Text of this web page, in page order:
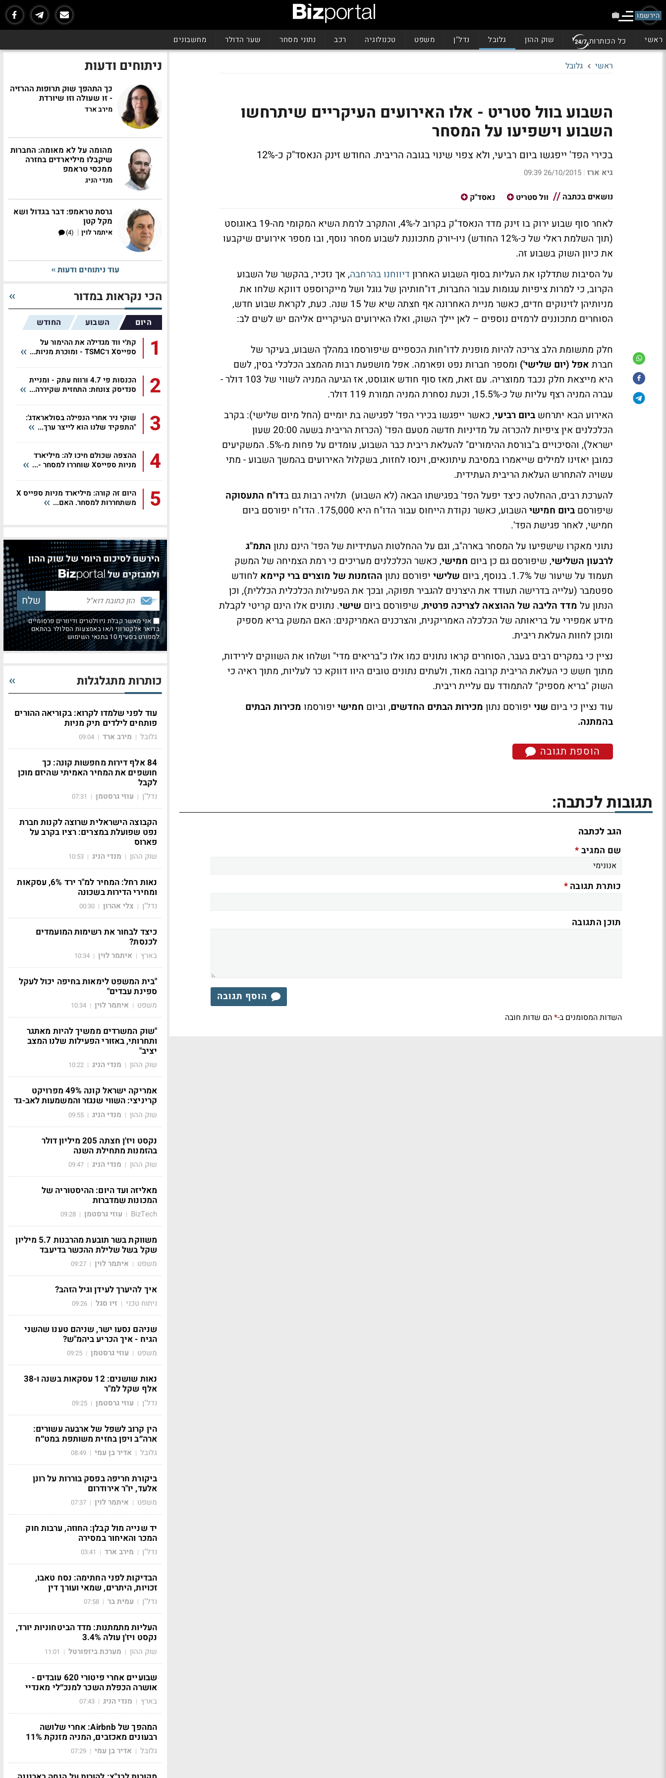
הירשמו
ראשי כל הכותרות שוק ההון גלובל נדל"ן משפט טכנולוגיה רכב נתוני מסחר שער הדולר מחשבונים
ראשי גלובל
השבוע בוול סטריט - אלו האירועים העיקריים שיתרחשו
השבוע וישפיעו על המסחר
בכירי הפד' ייפגשו ביום רביעי, ולא צפוי שינוי בגובה הריבית. החודש זינק הנאסד"ק כ-12%
גיא ארז |
26/10/2015 09:39
נושאים בכתבה וול סטריט נאסד"ק
לאחר סוף שבוע ירוק בו זינק מדד הנאסד"ק בקרוב ל-4%, והתקרב לרמת השיא המקומי מה-19 באוגוסט
(תוך השלמת ראלי של כ-12% החודש) ניו-יורק מתכוננת לשבוע מסחר נוסף, ובו מספר אירועים שיקבעו
את כיוון השוק בשבוע זה.
על הסיבות שתדלקו את העליות בסוף השבוע האחרוןדיווחנו בהרחבה, אך נזכיר, בהקשר של השבוע
הקרוב, כי למרות ציפיות עגומות עבור החברות, דו"חותיהן של גוגל ושל מייקרוספט דווקא שלחו את
מניותיהן לזינוקים חדים, כאשר מניית האחרונה אף חצתה שיא של 15 שנה. כעת, לקראת שבוע חדש,
הסוחרים מתכוננים לרמזים נוספים – לאן יילך השוק, ואלו האירועים העיקריים אליהם יש לשים לב:
חלק מתשומת הלב צריכה להיות מופנית לדו"חות הכספיים שיפורסמו במהלך השבוע, בעיקר של
חברת אפל (יום שלישי') ומספר חברות נפט ופארמה. אפל מושפעת רבות מהמצב הכלכלי בסין, לשם
היא מייצאת חלק נכבד ממוצריה. עם זאת, מאז סוף חודש אוגוסט, אז הגיעה המניה לשווי של 103 דולר -
עברה המניה רצף עליות של כ-15.5%, וכעת נסחרת המניה תמורת 119 דולר.
האירוע הבא יתרחש ביום רביעי, כאשר ייפגשו בכירי הפד' לפגישה בת יומיים (החל מיום שלישי): בקרב
הכלכלנים אין ציפיות להכרזה על מדיניות חדשה מטעם הפד' (הכרזת הריבית בשעה 20:00 שעון
ישראל), והסיכויים ב"בורסת ההימורים" להעלאת ריבית כבר השבוע, עומדים על פחות מ-5%. המשקיעים
כמובן יאזינו למילים שייאמרו במסיבת עיתונאים, וינסו לחזות, בשקלול האירועים בהמשך השבוע - מתי
עשויה להתחרש העלאת הריבית העתידית.
להערכת רבים, ההחלטה כיצד יפעל הפד' בפגישתו הבאה (לא השבוע) תלויה רבות גם בדו"ח התעסוקה
שיפורסם ביום חמישי
השבוע, כאשר נקודת הייחוס עבור הדו"ח היא 175,000. הדו"ח יפורסם ביום
חמישי, לאחר פגישת הפד'.
נתוני מאקרו שישפיעו על המסחר בארה"ב, וגם על ההחלטות העתידיות של הפד' הינם נתון התמ"ג
לרבעון השלישי, שיפורסם גם כן ביום חמישי, כאשר הכלכלנים מעריכים כי רמת הצמיחה של המשק
תעמוד על שיעור של 1.7%. בנוסף, ביום
שלישי יפורסם נתון ההזמנות של מוצרים ברי קיימא לחודש
ספטמבר (עלייה בדרישה תעודד את היצרנים להגביר תפוקה, ובכך את הפעילות הכלכלית הכללית), וכן
הנתון על מדד הליבה של ההוצאה לצריכה פרטית, שיפורסם ביום שישי. נתונים אלו הינם קריטי לקבלת
מידע אמפירי על בריאותה של הכלכלה האמריקנית, והצרכנים האמריקנים: האם המשק בריא מספיק
ומוכן לחוות העלאת ריבית.
נציין כי במקרים רבים בעבר, הסוחרים קראו נתונים כמו אלו כ"בריאים מדי" ושלחו את השווקים לירידות,
מתוך חשש כי העלאת הריבית קרובה מאוד, ולעתים נתונים טובים היוו דווקא כר לעליות, מתוך ראיה כי
השוק "בריא מספיק" להתמודד עם עליית ריבית.
עוד נציין כי ביום שני יפורסם נתון מכירות הבתים החדשים, וביום חמישי יפורסמו מכירות הבתים
בהמתנה.
הוספת תגובה
תגובות לכתבה:
הגב לכתבה
שם המגיב*
כותרת תגובה*
תוכן התגובה
הוסף תגובה
השדות המסומנים ב-*הם שדות חובה
ניתוחים ודעות
כך התהפך שוק תרופות ההרזיה
- זו שעולה וזו שיורדת
מירב ארד
מהומה על לא מאומה: החברות
שיקבלו מיליארדים בחזרה
ממכסי טראמפ
מנדי הניג
גרסת טראמפ: דבר בגדול ושא
מקל קטן
איתמר לוין |
(4)
עוד ניתוחים ודעות
הכי נקראות במדור
היום השבוע החודש
1
קת׳י ווד מגדילה את ההימור על
ספייסX ו־TSMC - ומוכרת מניות...
2
הכנסות פי 4.7 ורווח עתק - ומניית
סנדיסק צונחת: התחזית שקיררה...
3
שוקי ניר אחרי הנפילה בסולאראדג':
"התפקיד שלנו הוא לייצר ערך...
4
ההצפה שכולם חיכו לה: מיליארד
מניות ספייסX שוחררו למסחר -...
5
היום זה קורה: מיליארד מניות ספייס X
משתחררות למסחר. האם...
הירשם לסיכום היומי של שוק ההון
ולמבזקים של
אני מאשר קבלת ניוזלטרים ודיוורים פרסומיים
בדואר אלקטרוני ו/או באמצעות הסלולר בהתאם
למפורט בסעיף 10 בתנאי השימוש
כותרות מתגלגלות
עוד לפני שלמדו לקרוא: בקוריאה ההורים
פותחים לילדים תיק מניות
גלובל | מירב ארד |
09:04
84 אלף דירות מחפשות קונה: כך
חושפים את המחיר האמיתי שהיזם מוכן
לקבל
נדל"ן | עוזי גרסטמן |
07:31
הקבוצה הישראלית שרוצה לקנות חברת
נפט שפועלת במצרים: רציו בקרב על
פארוס
שוק ההון | מנדי הניג |
10:53
נאות רחל: המחיר למ"ר ירד 6%, עסקאות
ומחירי הדירות בשכונה
נדל"ן | צלי אהרון |
00:30
כיצד לבחור את רשימות המועמדים
לכנסת?
בארץ | איתמר לוין |
10:34
"בית המשפט לימאות בחיפה יכול לעקל
ספינת עבדים"
משפט | איתמר לוין |
10:34
"שוק המשרדים ממשיך להיות מאתגר
ותחרותי, באזורי הפעילות שלנו המצב
יציב"
שוק ההון | מנדי הניג |
10:22
אמריקה ישראל קונה 49% מפרויקט
קריניצי: השווי שנגזר והמשמעות לאב-גד
שוק ההון | מנדי הניג |
09:55
נקסט ויז'ן חצתה 205 מיליון דולר
בהזמנות מתחילת השנה
שוק ההון | מנדי הניג |
09:47
מאליזה ועד היום: ההיסטוריה של
המכונות שמדברות
BizTech
| עוזי גרסטמן |
09:28
משווקת בשר תובעת מהרבנות 5.7 מיליון
שקל בשל שלילת ההכשר בדיעבד
משפט | איתמר לוין |
09:27
איך להיערך לעידן וגיל הזהב?
ניתוח טכני | זיו סגל |
09:26
שניהם נסעו ישר, שניהם טענו שהשני
הגיח - איך הכריע ביהמ"ש?
משפט | עוזי גרסטמן |
09:25
נאות שושנים: 12 עסקאות בשנה ו-38
אלף שקל למ"ר
נדל"ן | עוזי גרסטמן |
09:25
הין קרוב לשפל של ארבעה עשורים:
ארה״ב ויפן בחזית משותפת במט״ח
גלובל | אדיר בן עמי |
08:49
ביקורת חריפה בפסק בוררות על רונן
אלעד, יו"ר אירודרום
משפט | איתמר לוין |
07:37
יד שנייה מול קבלן: החוזה, ערבות חוק
המכר והאיחור במסירה
נדל"ן | מירב ארד |
03:41
הבדיקות לפני החתימה: נסח טאבו,
זכויות, היתרים, שמאי ועורך דין
נדל"ן | עמית בר |
07:58
העליות מתמתנות: מדד הביטחוניות יורד,
נקסט ויז'ן עולה 3.4%
שוק ההון | מערכת ביזפורטל |
11:01
שבועיים אחרי פיטורי 620 עובדים -
אושרה הכפלת השכר למנכ״לי מאנדיי
בארץ | מנדי הניג |
07:43
המהפך של Airbnb: אחרי שלושה
רבעונים מאכזבים, המניה מזנקת 11%
גלובל | אדיר בן עמי |
07:29